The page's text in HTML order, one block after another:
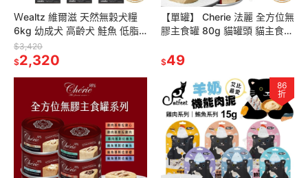
Ｗealtz 維爾滋 天然無穀犬糧
6kg 幼成犬 高齡犬 鮭魚 低脂
護眼 關節『林口旗艦店』
$3,420
$2,320
【單罐】 Cherie 法麗 全方位無
膠主食罐 80g 貓罐頭 貓主食罐
『林口旗艦店』
$49
86
折